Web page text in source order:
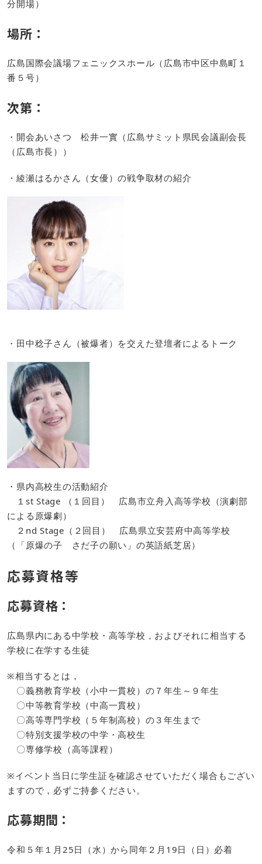
分開場）
場所：
広島国際会議場フェニックスホール（広島市中区中島町１
番５号）
次第：
・開会あいさつ 松井一實（広島サミット県民会議副会長
（広島市長））
・綾瀬はるかさん（女優）の戦争取材の紹介
・田中稔子さん（被爆者）を交えた登壇者によるトーク
・県内高校生の活動紹介
１st Stage （１回目） 広島市立舟入高等学校（演劇部
による原爆劇）
２nd Stage（２回目） 広島県立安芸府中高等学校
（「原爆の子 さだ子の願い」の英語紙芝居）
応募資格等
応募資格：
広島県内にある中学校・高等学校，およびそれに相当する
学校に在学する生徒
※相当するとは，
〇義務教育学校（小中一貫校）の７年生～９年生
〇中等教育学校（中高一貫校）
〇高等専門学校（５年制高校）の３年生まで
〇特別支援学校の中学・高校生
〇専修学校（高等課程）
※イベント当日に学生証を確認させていただく場合もござい
ますので，必ずご持参ください。
応募期間：
令和５年１月25日（水）から同年２月19日（日）必着